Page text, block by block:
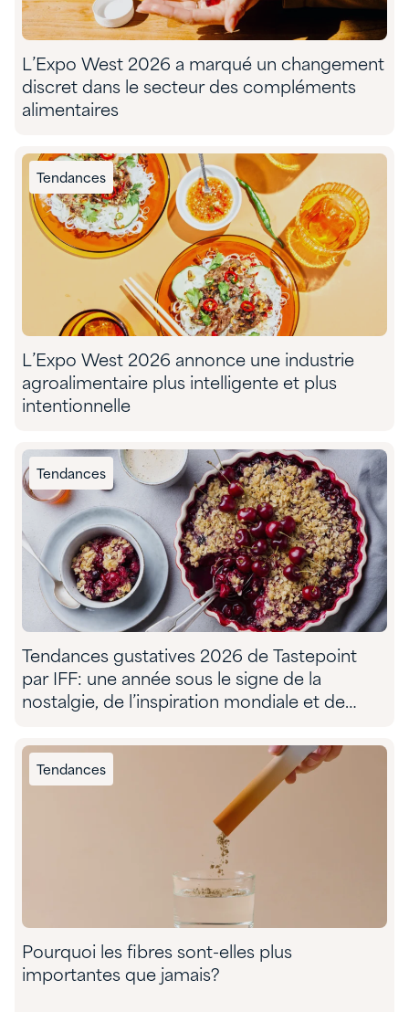
L’Expo West 2026 a marqué un changement
discret dans le secteur des compléments
alimentaires
Tendances
L’Expo West 2026 annonce une industrie
agroalimentaire plus intelligente et plus
intentionnelle
Tendances
Tendances gustatives 2026 de Tastepoint
par IFF: une année sous le signe de la
nostalgie, de l’inspiration mondiale et de
Tendances
Pourquoi les fibres sont-elles plus
importantes que jamais?